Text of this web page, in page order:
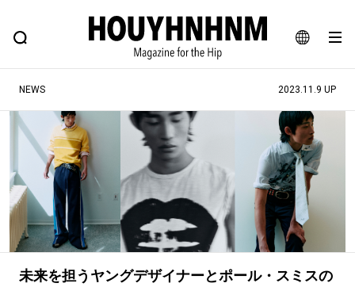
JA
EN
FEATURE BLOG SNAP
ヒップなファッション、カルチャー、ライフスタイルWEBマガジン
#注目のタグ
#SHOPPING ADDICT #憧れの逸品
#ESSENTIAL DESIGNS #古着サミット
#NEW VINTAGE #マイナーグッド図鑑
#路地裏てぃーん。 #MONTHLY JOURNAL
#GH 銘品の所以 #フイナムのYouTube
NEWS 2023.11.9 UP
未来を担うヤングデザイナーとポール・スミスの